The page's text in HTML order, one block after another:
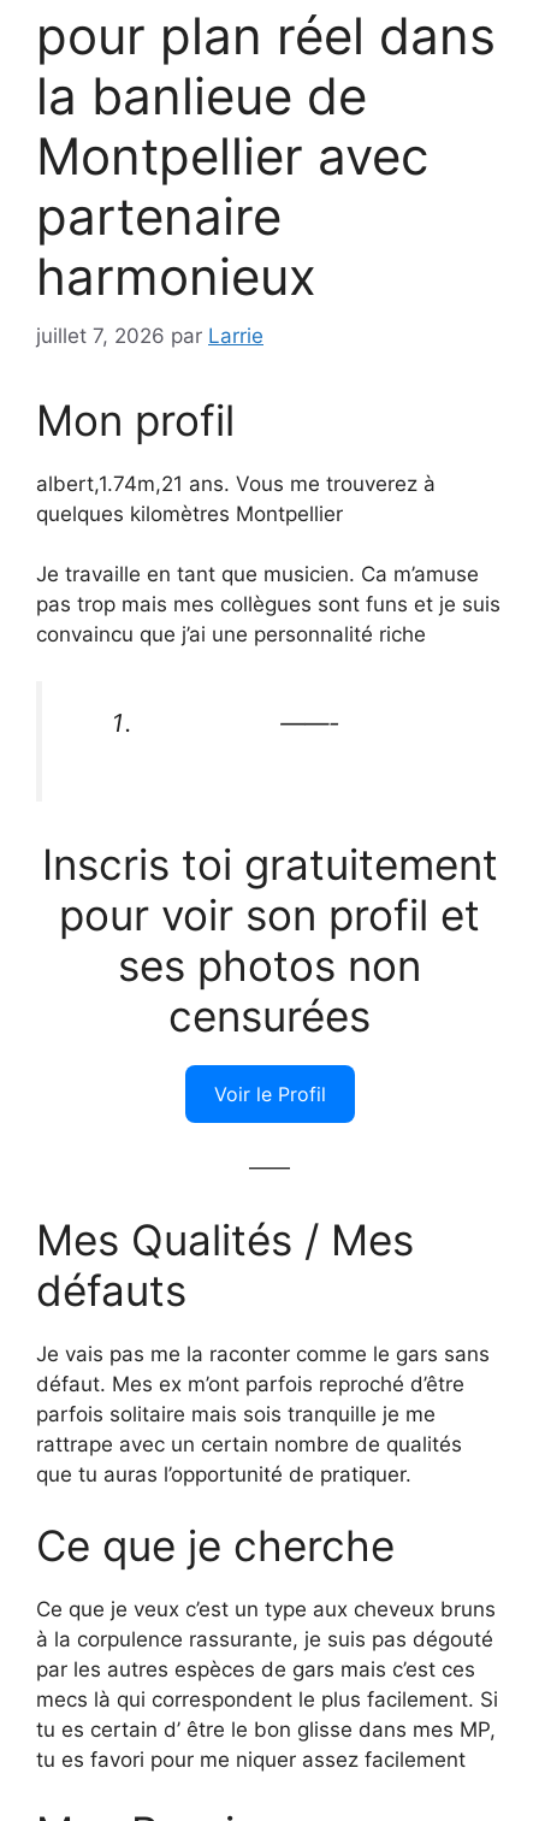
pour plan réel dans
la banlieue de
Montpellier avec
partenaire
harmonieux
juillet 7, 2026 par Larrie
Mon profil
albert,1.74m,21 ans. Vous me trouverez à
quelques kilomètres Montpellier
Je travaille en tant que musicien. Ca m’amuse
pas trop mais mes collègues sont funs et je suis
convaincu que j’ai une personnalité riche
——-
Inscris toi gratuitement
pour voir son profil et
ses photos non
censurées
Voir le Profil
——
Mes Qualités / Mes
défauts
Je vais pas me la raconter comme le gars sans
défaut. Mes ex m’ont parfois reproché d’être
parfois solitaire mais sois tranquille je me
rattrape avec un certain nombre de qualités
que tu auras l’opportunité de pratiquer.
Ce que je cherche
Ce que je veux c’est un type aux cheveux bruns
à la corpulence rassurante, je suis pas dégouté
par les autres espèces de gars mais c’est ces
mecs là qui correspondent le plus facilement. Si
tu es certain d’ être le bon glisse dans mes MP,
tu es favori pour me niquer assez facilement